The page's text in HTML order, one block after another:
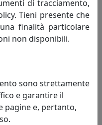
121,00 €
di tracciamento,
Tieni presente che
finalità particolare
non disponibili.
sono strettamente
e garantire il
pagine e, pertanto,